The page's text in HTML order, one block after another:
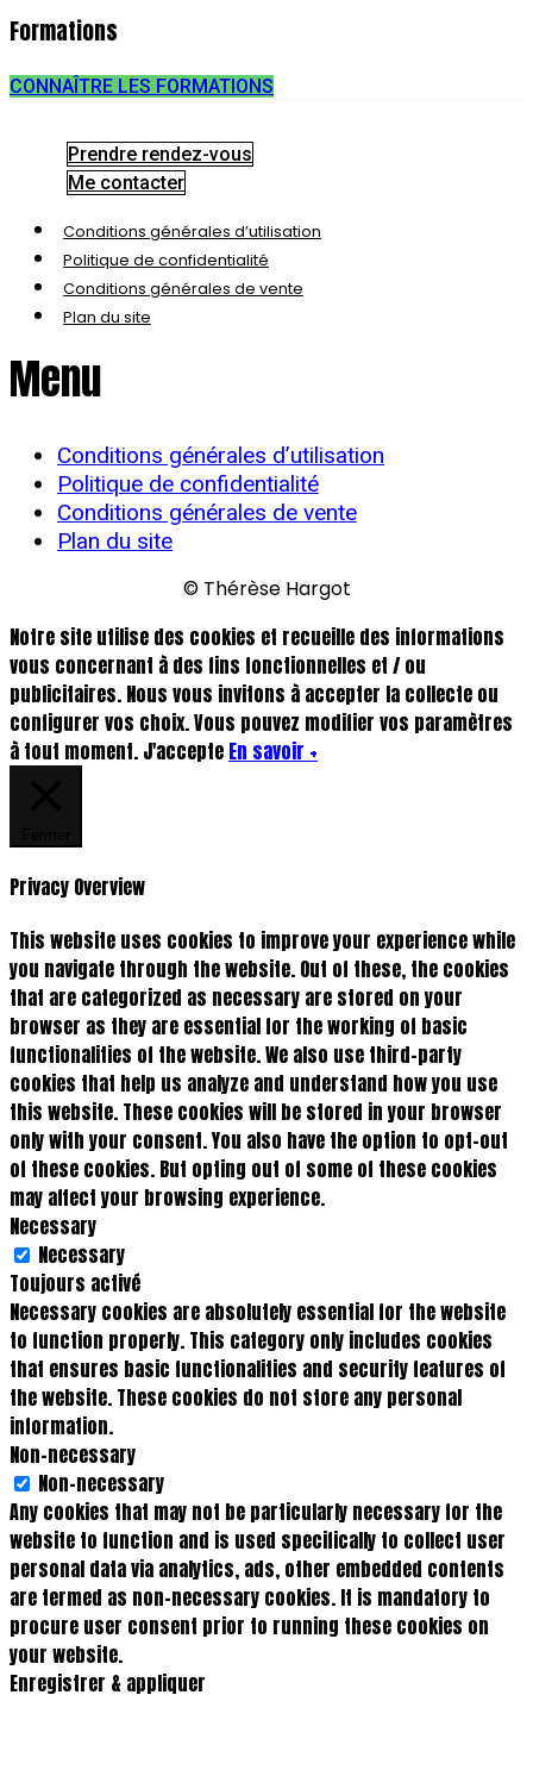
Formations
CONNAÎTRE LES FORMATIONS
Prendre rendez-vous
Me contacter
Conditions générales d’utilisation
Politique de confidentialité
Conditions générales de vente
Plan du site
Menu
Conditions générales d’utilisation
Politique de confidentialité
Conditions générales de vente
Plan du site
© Thérèse Hargot
Notre site utilise des cookies et recueille des informations
vous concernant à des fins fonctionnelles et / ou
publicitaires. Nous vous invitons à accepter la collecte ou
configurer vos choix. Vous pouvez modifier vos paramètres
à tout moment. J'accepte En savoir +
Privacy Overview
This website uses cookies to improve your experience while
you navigate through the website. Out of these, the cookies
that are categorized as necessary are stored on your
browser as they are essential for the working of basic
functionalities of the website. We also use third-party
cookies that help us analyze and understand how you use
this website. These cookies will be stored in your browser
only with your consent. You also have the option to opt-out
of these cookies. But opting out of some of these cookies
may affect your browsing experience.
Necessary
Necessary
Toujours activé
Necessary cookies are absolutely essential for the website
to function properly. This category only includes cookies
that ensures basic functionalities and security features of
the website. These cookies do not store any personal
information.
Non-necessary
Non-necessary
Any cookies that may not be particularly necessary for the
website to function and is used specifically to collect user
personal data via analytics, ads, other embedded contents
are termed as non-necessary cookies. It is mandatory to
procure user consent prior to running these cookies on
your website.
Enregistrer & appliquer